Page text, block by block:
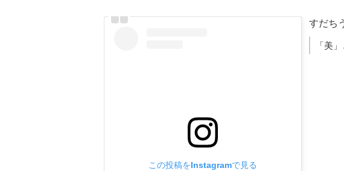
この投稿をInstagramで見る
すだち
「美